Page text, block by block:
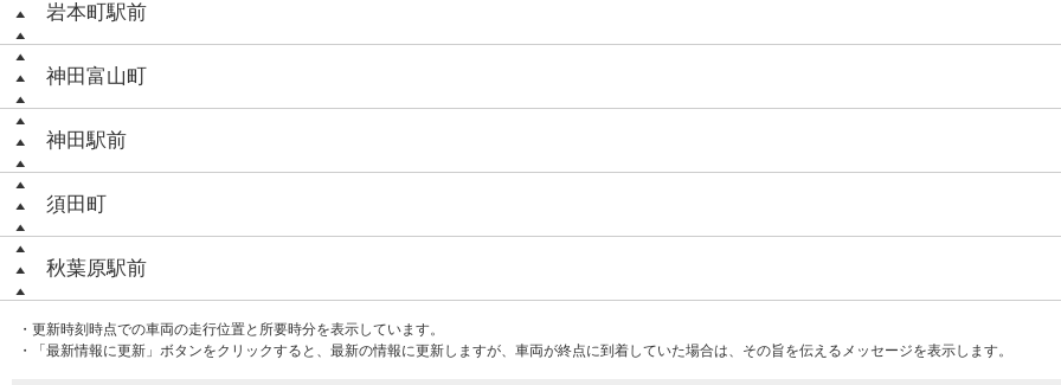
岩本町駅前
神田富山町
神田駅前
須田町
秋葉原駅前
・更新時刻時点での車両の走行位置と所要時分を表示しています。
・「最新情報に更新」ボタンをクリックすると、最新の情報に更新しますが、車両が終点に到着していた場合は、その旨を伝えるメッセージを表示します。